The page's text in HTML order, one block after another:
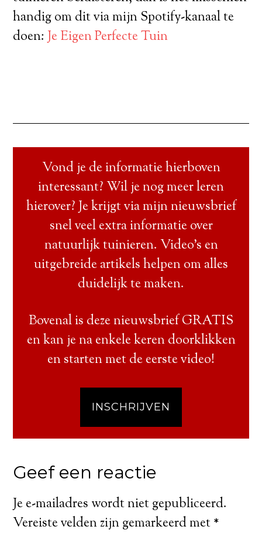
handig om dit via mijn Spotify-kanaal te
doen:Je Eigen Perfecte Tuin
Vond je de informatie hierboven
interessant? Wil je nog meer leren
hierover? Je krijgt via mijn nieuwsbrief
snel veel extra informatie over
natuurlijk tuinieren. Video’s en
uitgebreide artikels helpen om alles
duidelijk te maken.
Bovenal is deze nieuwsbrief GRATIS
en kan je na enkele keren doorklikken
en starten met de eerste video!
INSCHRIJVEN
Geef een reactie
Je e-mailadres wordt niet gepubliceerd.
Vereiste velden zijn gemarkeerd met*